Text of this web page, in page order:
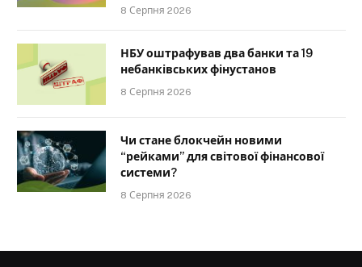
8 Серпня 2026
НБУ оштрафував два банки та 19
небанківських фінустанов
8 Серпня 2026
Чи стане блокчейн новими
“рейками” для світової фінансової
системи?
8 Серпня 2026